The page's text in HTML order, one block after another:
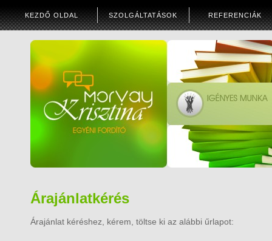
KEZDŐ OLDAL SZOLGÁLTATÁSOK REFERENCIÁK
Árajánlatkérés
Árajánlat kéréshez, kérem, töltse ki az alábbi űrlapot: